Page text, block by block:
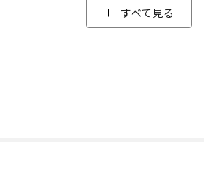
要がないため蒸気が逃げることなく
すべて見る